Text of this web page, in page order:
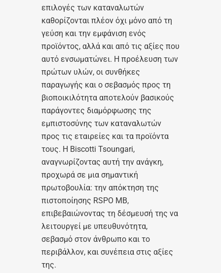
επιλογές των καταναλωτών
καθορίζονται πλέον όχι μόνο από τη
γεύση και την εμφάνιση ενός
προϊόντος, αλλά και από τις αξίες που
αυτό ενσωματώνει. Η προέλευση των
πρώτων υλών, οι συνθήκες
παραγωγής και ο σεβασμός προς τη
βιοποικιλότητα αποτελούν βασικούς
παράγοντες διαμόρφωσης της
εμπιστοσύνης των καταναλωτών
προς τις εταιρείες και τα προϊόντα
τους. Η Biscotti Tsoungari,
αναγνωρίζοντας αυτή την ανάγκη,
προχωρά σε μια σημαντική
πρωτοβουλία: την απόκτηση της
πιστοποίησης RSPO MB,
επιβεβαιώνοντας τη δέσμευσή της να
λειτουργεί με υπευθυνότητα,
σεβασμό στον άνθρωπο και το
περιβάλλον, και συνέπεια στις αξίες
της.